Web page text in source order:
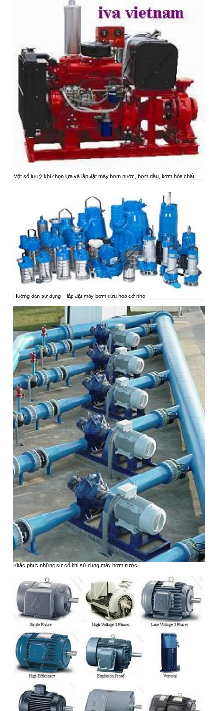
Một số lưu ý khi chọn lựa và lắp đặt máy bơm nước, bơm dầu, bơm hóa chất:
Hướng dẫn sử dụng – lắp đặt máy bơm cứu hoả cỡ nhỏ
Khắc phục những sự cố khi sử dụng máy bơm nước